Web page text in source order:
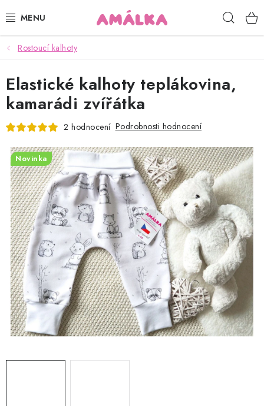
na
KOJENECKÉ, DĚTSKÉ OBLEČENÍ
ČEPICE, RUKAVICE, NÁKRČNÍKY
OSUŠKY, BRYNDÁKY, DEKY, DOPLŇKY
POUKAZY
KONTAKTY
HODNOCENÍ OBCHODU
Kontakty Proč AMÁLKA?
Doprava a platba
Tabulka velikostí
Postup pro vrácení a výměnu
Velkoobchod
Obchodní podmínky
Podmínky ochrany osobních údajů
Blog
Rostoucí kalhoty
Elastické kalhoty teplákovina,
kamarádi zvířátka
2 hodnocení Podrobnosti hodnocení
Novinka